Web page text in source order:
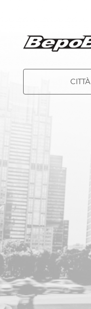
CITTÀ